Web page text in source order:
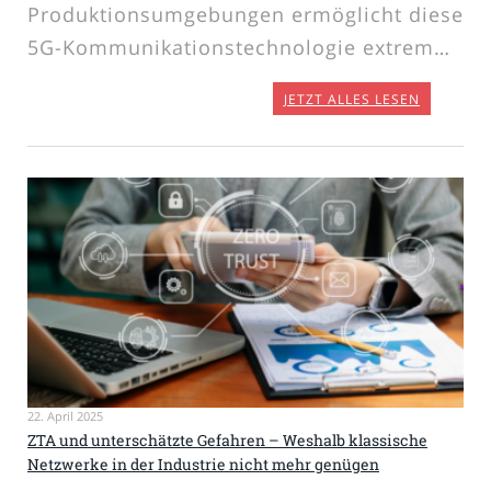
Produktionsumgebungen ermöglicht diese
5G-Kommunikationstechnologie extrem…
JETZT ALLES LESEN
22. April 2025
ZTA und unterschätzte Gefahren – Weshalb klassische
Netzwerke in der Industrie nicht mehr genügen